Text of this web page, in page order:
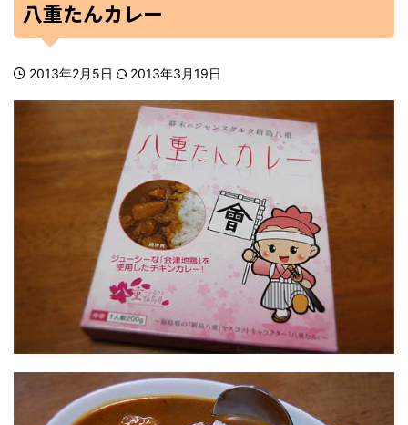
八重たんカレー
2013年2月5日 2013年3月19日